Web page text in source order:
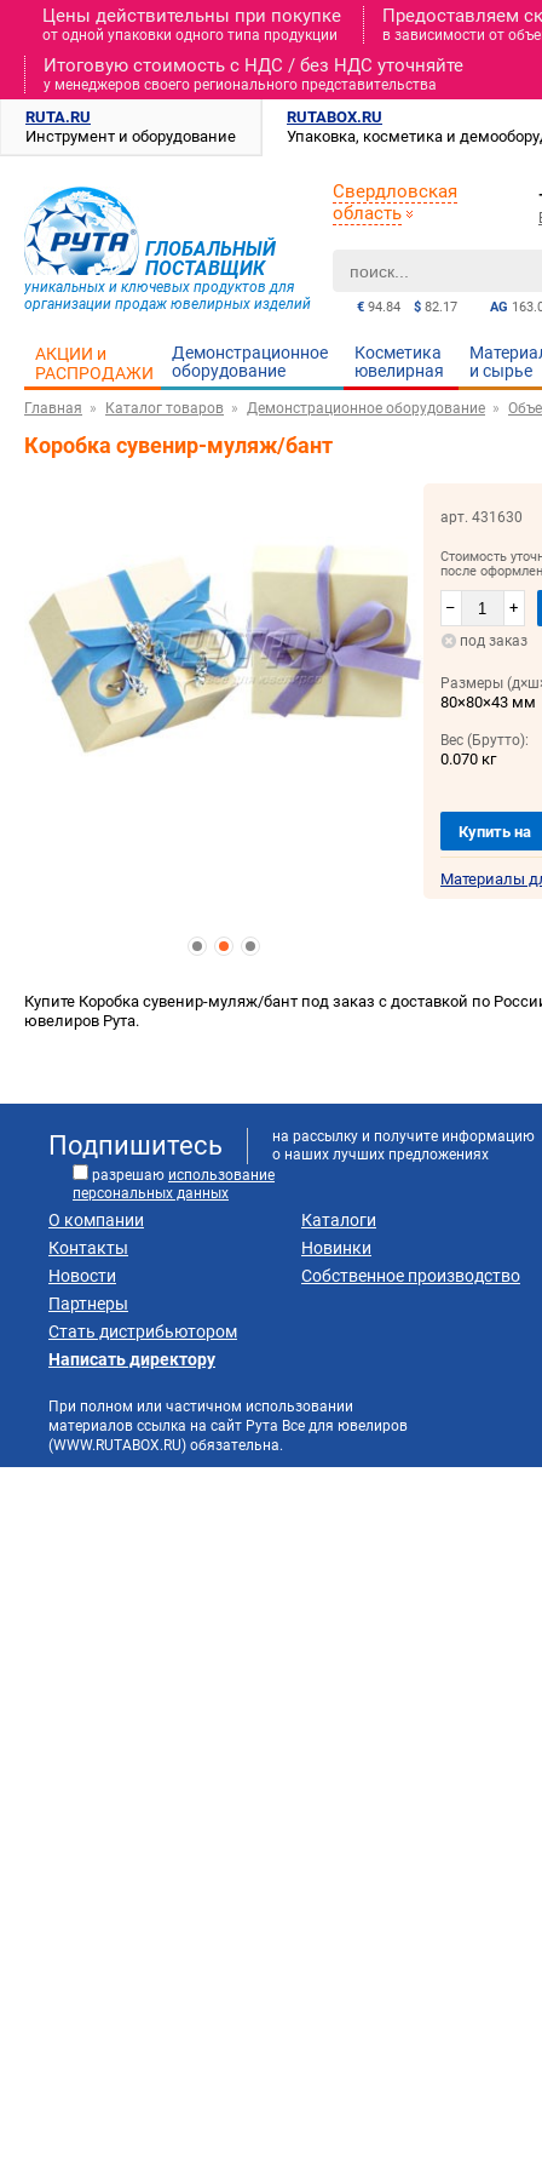
Цены действительны при покупке
от одной упаковки одного типа продукции
Предоставляем
в зависимости от
Итоговую стоимость c НДС / без НДС уточняйте
у менеджеров своего регионального представительства
RUTA.RU
Инструмент и оборудование
RUTABOX.RU
Упаковка, косметика и
ГЛОБАЛЬНЫЙ
ПОСТАВЩИК
уникальных и ключевых продуктов для
организации продаж ювелирных изделий
AG
€ 94.84 $ 82.17
Свердловская
область
АКЦИИ и
РАСПРОДАЖИ
Демонстрационное
оборудование
Косметика
ювелирная
и cырье
Главная Каталог товаров Демонстрационное оборудование
Коробка сувенир-муляж/бант
арт. 431630
Стоимость
после
– +
под заказ
Размеры
80×80×43 мм
Вес (Брутто):
0.070 кг
Купить на
Материалы
Купите Коробка сувенир-муляж/бант под заказ с доставкой по
ювелиров Рута.
Подпишитесь
на рассылку и получите информацию
о наших лучших предложениях
разрешаю использование
персональных данных
О компании
Контакты
Новости
Партнеры
Стать дистрибьютором
Каталоги
Новинки
Собственное производство
Написать директору
При полном или частичном использовании
материалов ссылка на сайт Рута Все для ювелиров
(WWW.RUTABOX.RU) обязательна.